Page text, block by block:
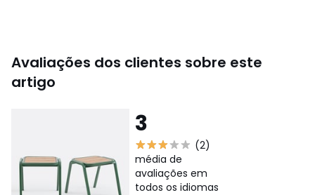
Avaliações dos clientes sobre este
artigo
3
(2)
média de
avaliações em
todos os idiomas